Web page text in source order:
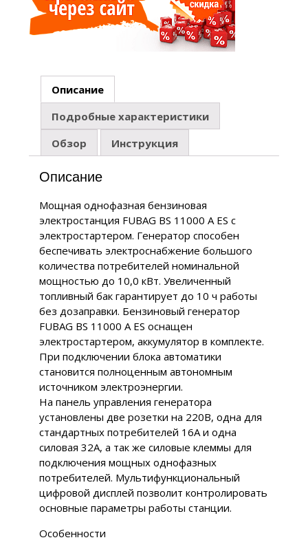
Описание
Подробные характеристики
Обзор
Инструкция
Описание
Мощная однофазная бензиновая
электростанция FUBAG BS 11000 A ES с
электростартером. Генератор способен
беспечивать электроснабжение большого
количества потребителей номинальной
мощностью до 10,0 кВт. Увеличенный
топливный бак гарантирует до 10 ч работы
без дозаправки. Бензиновый генератор
FUBAG BS 11000 A ES оснащен
электростартером, аккумулятор в комплекте.
При подключении блока автоматики
становится полноценным автономным
источником электроэнергии.
На панель управления генератора
установлены две розетки на 220В, одна для
стандартных потребителей 16А и одна
силовая 32А, а так же силовые клеммы для
подключения мощных однофазных
потребителей. Мультифункциональный
цифровой дисплей позволит контролировать
основные параметры работы станции.
Особенности